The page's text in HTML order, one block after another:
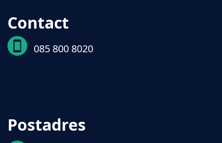
Contact
085 800 8020
Postadres